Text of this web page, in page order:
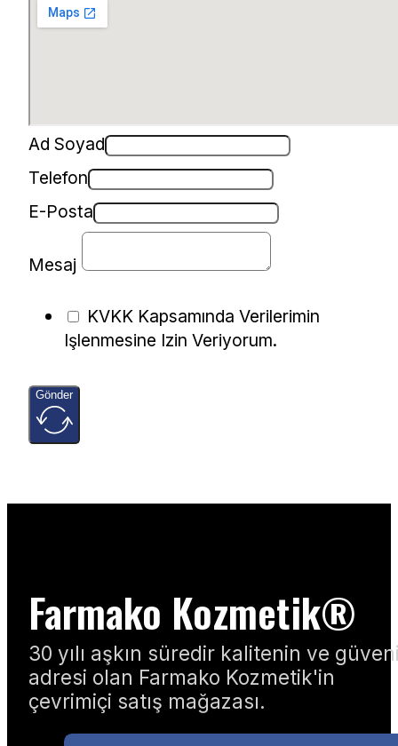
Ad Soyad
Telefon
E-Posta
Mesaj
KVKK Kapsamında Verilerimin
Işlenmesine Izin Veriyorum.
Gönder
Farmako Kozmetik®
30 yılı aşkın süredir kalitenin ve
adresi olan Farmako Kozmetik'in
çevrimiçi satış mağazası.